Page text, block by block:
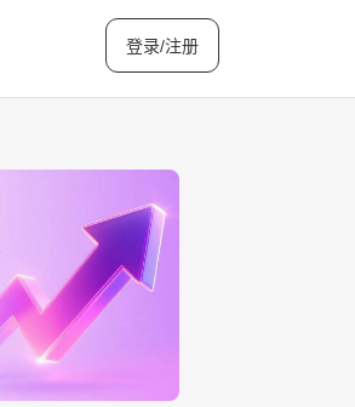
登录/注册